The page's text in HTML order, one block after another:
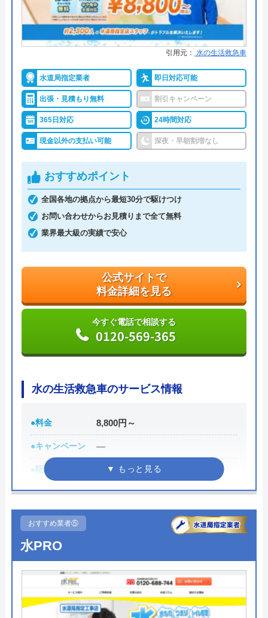
対応エリア 全国
詳細は公式HPでご確認ください
かんぶん便利くんがおすすめの理由
かんぶん便利くんは青森県・岩手県を中心に、住ま
いのトラブルに対応してくれる業者です。水回りの
トラブルにも対応しているので、トイレのつまりな
どでお困りのときは相談してみてはいかがでしょう
か。水回り以外のトラブルにも対応しているので、
す。
二戸店・岩手町店・三戸店・七戸店が周辺エリアに
対応していますが、その他地域や青森県南部・岩手
公式サイトで
料金詳細を見る
今すぐ電話で相談する
0120-019-586
運営会社 株式会社菅文
代表者 菅 陽悦
創業・設立 1914（大正3）年3月
所在地
〒028-6195
岩手県二戸市堀野字長地75番地4
対応エリア
引用元： 水の生活救急車
水道局指定業者 即日対応可能
出張・見積もり無料 割引キャンペーン
365日対応 24時間対応
現金以外の支払い可能 深夜・早朝割増なし
おすすめポイント
全国各地の拠点から最短30分で駆けつけ
お問い合わせからお見積りまで全て無料
業界最大級の実績で安心
公式サイトで
料金詳細を見る
今すぐ電話で相談する
0120-569-365
水の生活救急車のサービス情報
●料金 8,800円～
●キャンペーン ―
●駆けつけ時間 最短30分
●受付時間 8:00-22:00
●定休日
●出張見積もり
●支払い方法 現金、クレジットカード
●累計実績 施工対応数240万件以上
●保証・保険 ―
おすすめ業者⑤
水PRO